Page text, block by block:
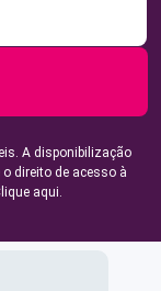
A disponibilização
direito de acesso à
aqui.